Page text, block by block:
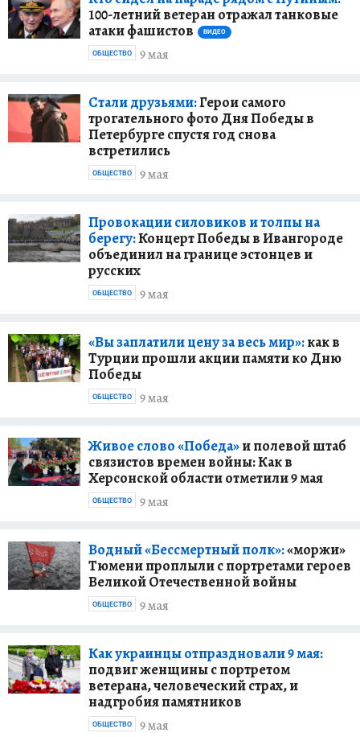
100-летний ветеран отражал танковые
атаки фашистов
ВИДЕО
9 мая
ОБЩЕСТВО
Стали друзьями:Герои самого
трогательного фото Дня Победы в
Петербурге спустя год снова
встретились
9 мая
ОБЩЕСТВО
Провокации силовиков и толпы на
берегу:Концерт Победы в Ивангороде
объединил на границе эстонцев и
русских
9 мая
ОБЩЕСТВО
«Вы заплатили цену за весь мир»:как в
Турции прошли акции памяти ко Дню
Победы
9 мая
ОБЩЕСТВО
Живое слово «Победа»и полевой штаб
связистов времен войны: Как в
Херсонской области отметили 9 мая
9 мая
ОБЩЕСТВО
Водный «Бессмертный полк»:«моржи»
Тюмени проплыли с портретами героев
Великой Отечественной войны
9 мая
ОБЩЕСТВО
Как украинцы отпраздновали 9 мая:
подвиг женщины с портретом
ветерана, человеческий страх, и
надгробия памятников
9 мая
ОБЩЕСТВО